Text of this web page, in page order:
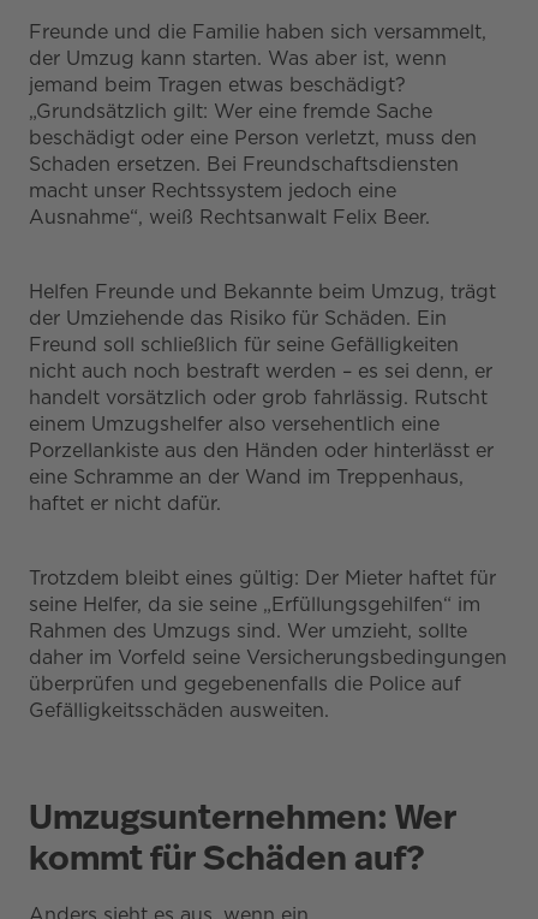
Freunde und die Familie haben sich versammelt,
der Umzug kann starten. Was aber ist, wenn
jemand beim Tragen etwas beschädigt?
„Grundsätzlich gilt: Wer eine fremde Sache
beschädigt oder eine Person verletzt, muss den
Schaden ersetzen. Bei Freundschaftsdiensten
macht unser Rechtssystem jedoch eine
Ausnahme“, weiß Rechtsanwalt Felix Beer.
Helfen Freunde und Bekannte beim Umzug, trägt
der Umziehende das Risiko für Schäden. Ein
Freund soll schließlich für seine Gefälligkeiten
nicht auch noch bestraft werden – es sei denn, er
handelt vorsätzlich oder grob fahrlässig. Rutscht
einem Umzugshelfer also versehentlich eine
Porzellankiste aus den Händen oder hinterlässt er
eine Schramme an der Wand im Treppenhaus,
haftet er nicht dafür.
Trotzdem bleibt eines gültig: Der Mieter haftet für
seine Helfer, da sie seine „Erfüllungsgehilfen“ im
Rahmen des Umzugs sind. Wer umzieht, sollte
daher im Vorfeld seine Versicherungsbedingungen
überprüfen und gegebenenfalls die Police auf
Gefälligkeitsschäden ausweiten.
Umzugsunternehmen: Wer
kommt für Schäden auf?